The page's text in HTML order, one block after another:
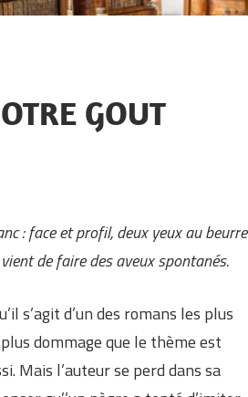
GOUT
: face et profil, deux yeux au beurre
de faire des aveux spontanés.
s’agit d’un des romans les plus
dommage que le thème est
Mais l’auteur se perd dans sa